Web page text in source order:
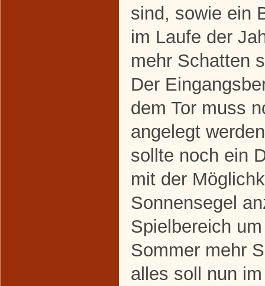
sind, sowie ein
im Laufe der
mehr Schatten
Der
dem Tor muss
angelegt
sollte noch ein
mit der
Sonnensegel
Spielbereich
Sommer mehr
alles soll nun